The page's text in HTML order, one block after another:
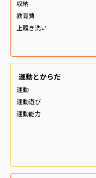
収納
教育費
上履き洗い
運動とからだ
運動
運動遊び
運動能力